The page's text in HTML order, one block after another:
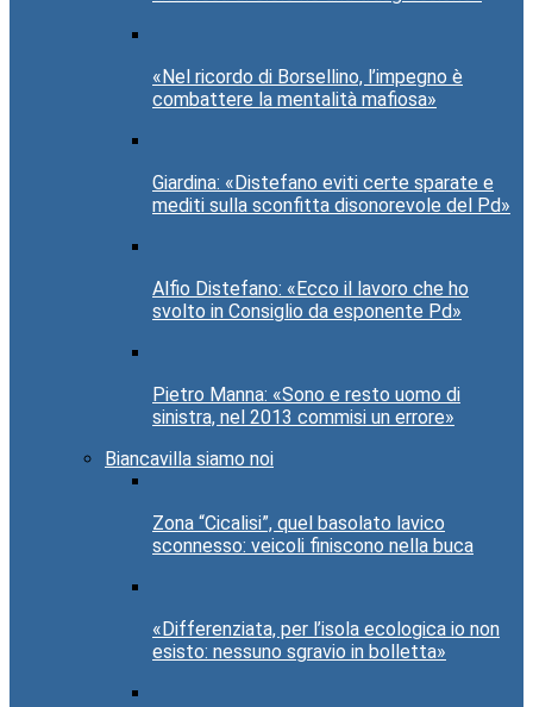
«Nel ricordo di Borsellino, l’impegno è
combattere la mentalità mafiosa»
Giardina: «Distefano eviti certe sparate e
mediti sulla sconfitta disonorevole del Pd»
Alfio Distefano: «Ecco il lavoro che ho
svolto in Consiglio da esponente Pd»
Pietro Manna: «Sono e resto uomo di
sinistra, nel 2013 commisi un errore»
Biancavilla siamo noi
Zona “Cicalisi”, quel basolato lavico
sconnesso: veicoli finiscono nella buca
«Differenziata, per l’isola ecologica io non
esisto: nessuno sgravio in bolletta»